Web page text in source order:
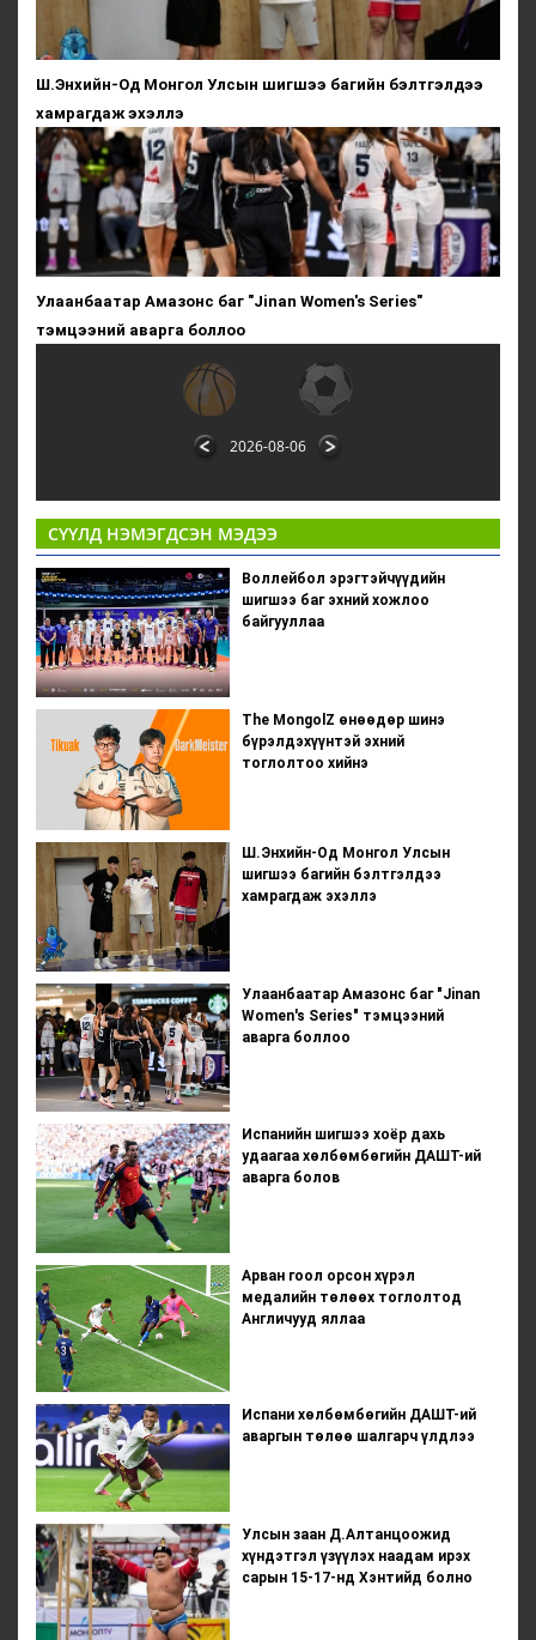
Ш.Энхийн-Од Монгол Улсын шигшээ багийн бэлтгэлдээ
хамрагдаж эхэллэ
Улаанбаатар Амазонс баг "Jinan Women's Series"
тэмцээний аварга боллоо
2026-08-06
СҮҮЛД НЭМЭГДСЭН МЭДЭЭ
Воллейбол эрэгтэйчүүдийн
шигшээ баг эхний хожлоо
байгууллаа
The MongolZ өнөөдөр шинэ
бүрэлдэхүүнтэй эхний
тоглолтоо хийнэ
Ш.Энхийн-Од Монгол Улсын
шигшээ багийн бэлтгэлдээ
хамрагдаж эхэллэ
Улаанбаатар Амазонс баг "Jinan
Women's Series" тэмцээний
аварга боллоо
Испанийн шигшээ хоёр дахь
удаагаа хөлбөмбөгийн ДАШТ-ий
аварга болов
Арван гоол орсон хүрэл
медалийн төлөөх тоглолтод
Англичууд яллаа
Испани хөлбөмбөгийн ДАШТ-ий
аваргын төлөө шалгарч үлдлээ
Улсын заан Д.Алтанцоожид
хүндэтгэл үзүүлэх наадам ирэх
сарын 15-17-нд Хэнтийд болно